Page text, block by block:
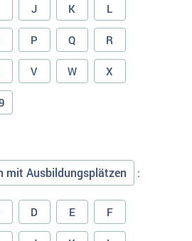
J K L
P Q R
V W X
mit Ausbildungsplätzen :
D E F